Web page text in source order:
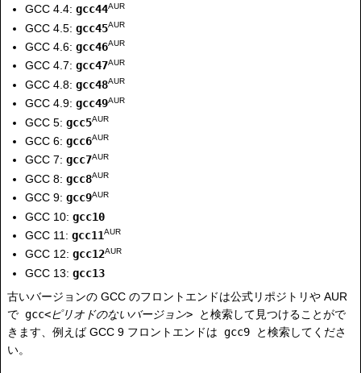
GCC 4.4:gcc44AUR
GCC 4.5:gcc45AUR
GCC 4.6:gcc46AUR
GCC 4.7:gcc47AUR
GCC 4.8:gcc48AUR
GCC 4.9:gcc49AUR
GCC 5:gcc5AUR
GCC 6:gcc6AUR
GCC 7:gcc7AUR
GCC 8:gcc8AUR
GCC 9:gcc9AUR
GCC 10:gcc10
GCC 11:gcc11AUR
GCC 12:gcc12AUR
GCC 13:gcc13
古いバージョンの GCC のフロントエンドは公式リポジトリや AUR
で gcc<ピリオドのないバージョン>
と検索して見つけることがで
きます、例えば GCC 9 フロントエンドは gcc9
と検索してくださ
い。